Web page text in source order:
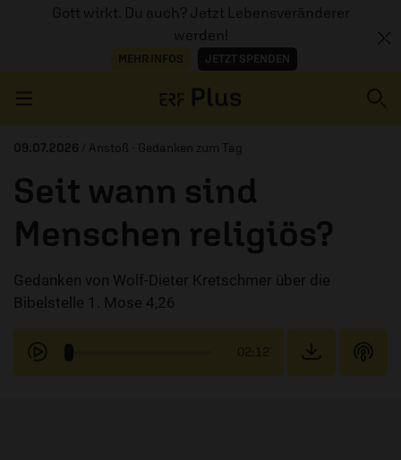
Gott wirkt. Du auch? Jetzt Lebensveränderer
werden!
MEHR INFOS JETZT SPENDEN
AUDIOTHEK
PROGRAMM
PODCASTS
09.07.2026 / Anstoß - Gedanken zum Tag
Seit wann sind
Menschen religiös?
Gedanken von Wolf-Dieter Kretschmer über die
Bibelstelle 1. Mose 4,26
02:12